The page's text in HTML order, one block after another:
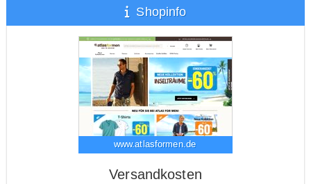
Shopinfo
www.atlasformen.de
Versandkosten